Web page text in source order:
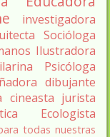
investigadora
Socióloga
Ilustradora
Psicóloga
dibujante
cineasta jurista
Ecologista
todas nuestras